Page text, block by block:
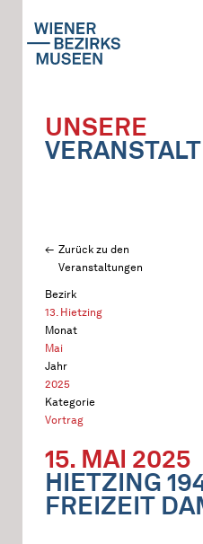
UNSERE
Zurück zu den
Veranstaltungen
Bezirk
13. Hietzing
Monat
Mai
Jahr
2025
Kategorie
Vortrag
15. MAI 2025
HIETZING
FREIZEIT